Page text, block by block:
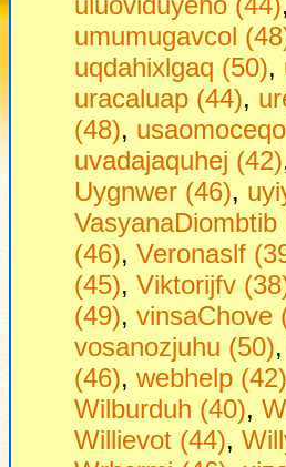
umumugavcol
uqdahixlgaq (50),
uracaluap (44),
(48),
uvadajaquhej (42)
Uygnwer (46),
VasyanaDiombtib
(46), Veronaslf
(45), Viktorijfv
(49), vinsaChove
vosanozjuhu (50),
(46), webhelp (42)
Wilburduh (40),
Willievot (44),